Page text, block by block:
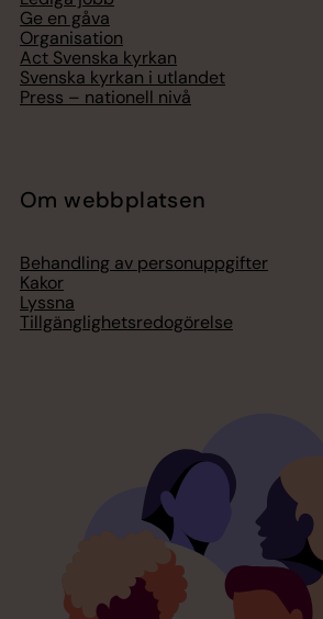
Ge en gåva
Organisation
Act Svenska kyrkan
Svenska kyrkan i utlandet
Press – nationell nivå
Om webbplatsen
Behandling av personuppgifter
Kakor
Lyssna
Tillgänglighetsredogörelse